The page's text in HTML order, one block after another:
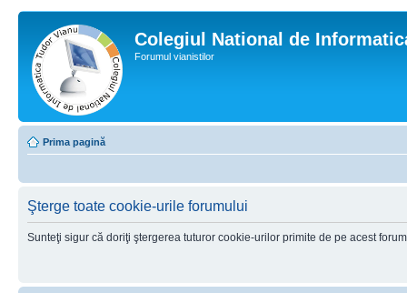
Colegiul National de
Forumul vianistilor
Prima pagină
Şterge toate cookie-urile forumului
Sunteţi sigur că doriţi ştergerea tuturor cookie-urilor primite de pe acest